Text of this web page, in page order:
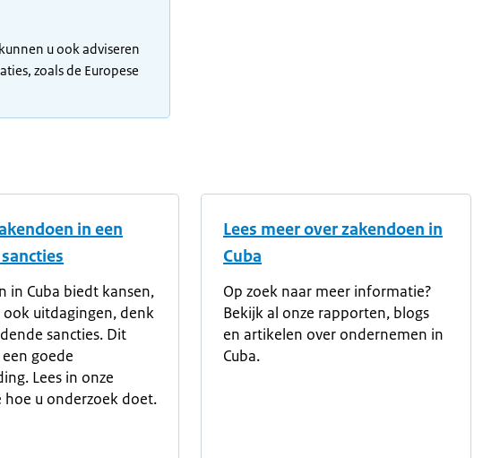
u ook adviseren
zoals de Europese
in een
in Cuba biedt kansen,
uitdagingen, denk
sancties. Dit
goede
Lees in onze
u onderzoek doet.
Lees meer over zakendoen in
Cuba
Op zoek naar meer informatie?
Bekijk al onze rapporten, blogs
en artikelen over ondernemen in
Cuba.